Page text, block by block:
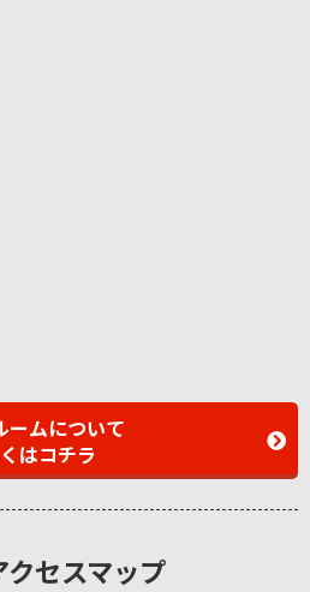
ームについて
はコチラ
クセスマップ